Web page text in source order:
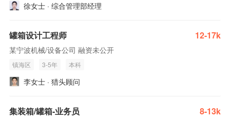
徐女士 · 综合管理部经理
罐箱设计工程师 12-17k
某宁波机械/设备公司 融资未公开
镇海区 3-5年 本科
李女士 · 猎头顾问
集装箱/罐箱-业务员 8-13k